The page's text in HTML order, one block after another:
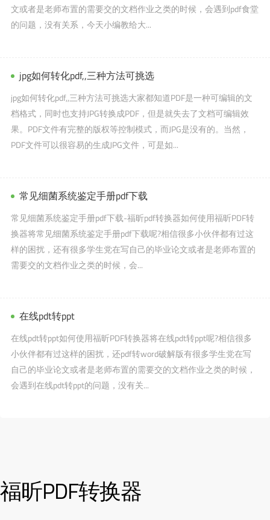
文或者是老师布置的需要交的文档作业之类的时候，会遇到pdf食堂
的问题，没有关系，今天小编教给大...
jpg如何转化pdf,,三种方法可挑选
jpg如何转化pdf,,三种方法可挑选大家都知道PDF是一种可编辑的文
档格式，同时也支持JPG转换成PDF，但是就失去了文档可编辑效
果。PDF文件有完整的版权等控制模式，而JPG是没有的。当然，
PDF文件可以很容易的生成JPG文件，可是如...
常见细菌系统鉴定手册pdf下载
常见细菌系统鉴定手册pdf下载-福昕pdf转换器如何使用福昕PDF转
换器将常见细菌系统鉴定手册pdf下载呢?相信很多小伙伴都有过这
样的困扰，还有很多学生党在写自己的毕业论文或者是老师布置的
需要交的文档作业之类的时候，会...
在线pdt转ppt
在线pdt转ppt如何使用福昕PDF转换器将在线pdt转ppt呢?相信很多
小伙伴都有过这样的困扰，还pdf转word破解版有很多学生党在写
自己的毕业论文或者是老师布置的需要交的文档作业之类的时候，
会遇到在线pdt转ppt的问题，没有关...
福昕PDF转换器